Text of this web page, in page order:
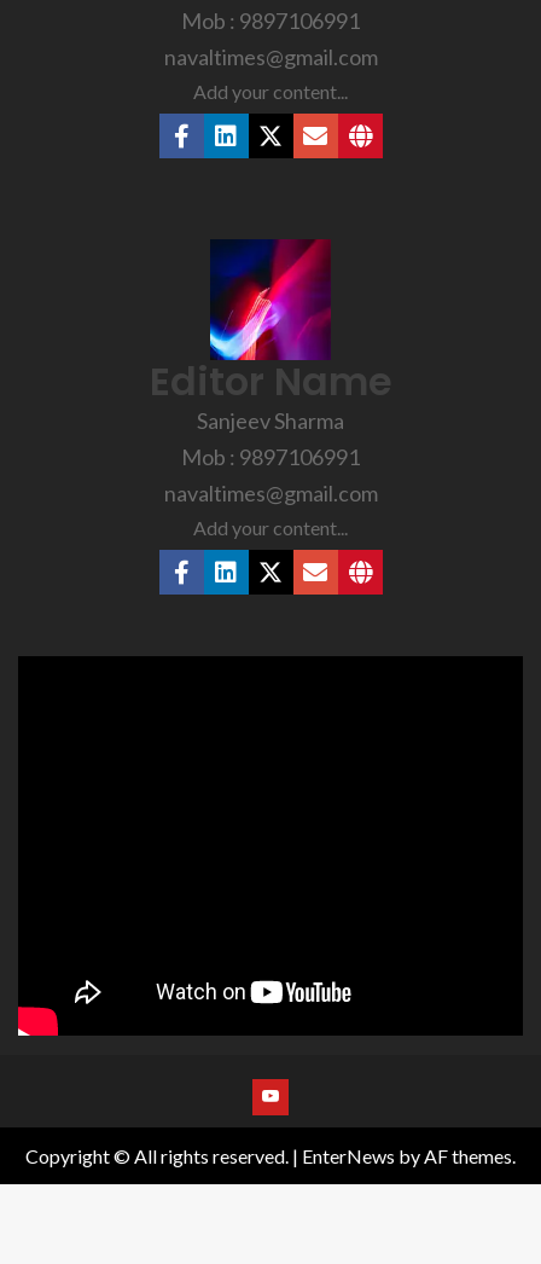
Mob : 9897106991
navaltimes@gmail.com
Add your content...
Editor Name
Sanjeev Sharma
Mob : 9897106991
navaltimes@gmail.com
Add your content...
Copyright © All rights reserved. | EnterNews by AF themes.